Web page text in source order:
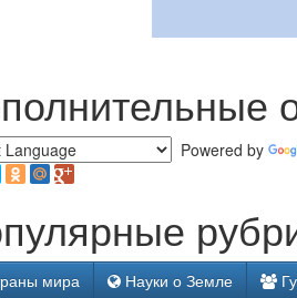
Powered by
мира Науки о Земле